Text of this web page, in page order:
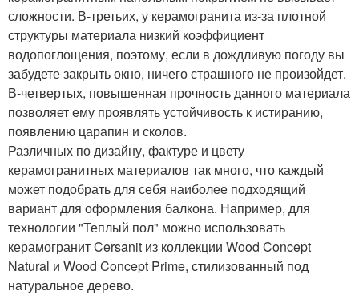
сложности. В-третьих, у керамогранита из-за плотной
структуры материала низкий коэффициент
водопоглощения, поэтому, если в дождливую погоду вы
забудете закрыть окно, ничего страшного не произойдет.
В-четвертых, повышенная прочность данного материала
позволяет ему проявлять устойчивость к истиранию,
появлению царапин и сколов.
Различных по дизайну, фактуре и цвету
керамогранитных материалов так много, что каждый
может подобрать для себя наиболее подходящий
вариант для оформления балкона. Например, для
технологии "Теплый пол" можно использовать
керамогранит Cersanit из коллекции Wood Concept
Natural и Wood Concept Prime, стилизованный под
натуральное дерево.